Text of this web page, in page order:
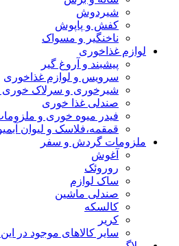
شیردوش
کفش و پاپوش
ناخنگیر و مسواک
لوازم غذاخوری
پیشبند و آروغ گیر
سرویس و لوازم غذاخوری
شیرخوری و سرلاک خوری
صندلی غذا خوری
فیدر میوه خوری و
قمقمه،فلاسک و لیوان
ملزومات گردش و سفر
آغوش
روروئک
ساک لوازم
صندلی ماشین
کالسکه
کریر
سایر کالاهای موجود در